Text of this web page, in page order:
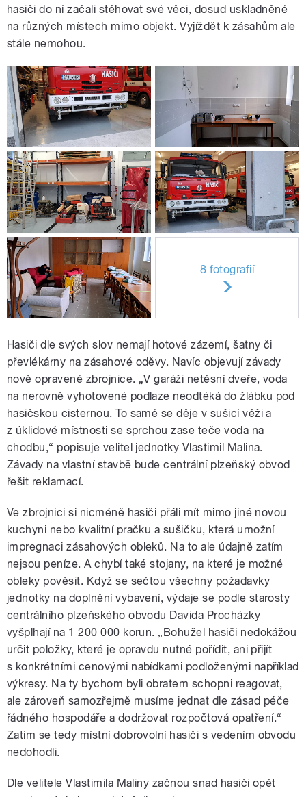
hasiči do ní začali stěhovat své věci, dosud uskladněné
na různých místech mimo objekt. Vyjíždět k zásahům ale
stále nemohou.
8 fotografií
Hasiči dle svých slov nemají hotové zázemí, šatny či
převlékárny na zásahové oděvy. Navíc objevují závady
nově opravené zbrojnice. „V garáži netěsní dveře, voda
na nerovně vyhotovené podlaze neodtéká do žlábku pod
hasičskou cisternou. To samé se děje v sušicí věži a
z úklidové místnosti se sprchou zase teče voda na
chodbu,“ popisuje velitel jednotky Vlastimil Malina.
Závady na vlastní stavbě bude centrální plzeňský obvod
řešit reklamací.
Ve zbrojnici si nicméně hasiči přáli mít mimo jiné novou
kuchyni nebo kvalitní pračku a sušičku, která umožní
impregnaci zásahových obleků. Na to ale údajně zatím
nejsou peníze. A chybí také stojany, na které je možné
obleky pověsit. Když se sečtou všechny požadavky
jednotky na doplnění vybavení, výdaje se podle starosty
centrálního plzeňského obvodu Davida Procházky
vyšplhají na 1 200 000 korun. „Bohužel hasiči nedokážou
určit položky, které je opravdu nutné pořídit, ani přijít
s konkrétními cenovými nabídkami podloženými například
výkresy. Na ty bychom byli obratem schopni reagovat,
ale zároveň samozřejmě musíme jednat dle zásad péče
řádného hospodáře a dodržovat rozpočtová opatření.“
Zatím se tedy místní dobrovolní hasiči s vedením obvodu
nedohodli.
Dle velitele Vlastimila Maliny začnou snad hasiči opět